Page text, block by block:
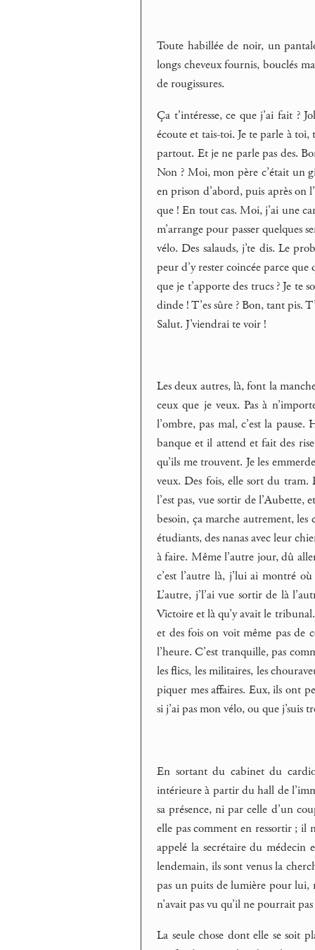
Toute habillée de noir, un
longs cheveux fournis, bouclés
de rougissures.
Ça t’intéresse, ce que j’ai fait ?
écoute et tais-toi. Je te parle à toi,
partout. Et je ne parle pas des.
Non ? Moi, mon père c’était un
en prison d’abord, puis après on
que ! En tout cas. Moi, j’ai une
m’arrange pour passer quelques
vélo. Des salauds, j’te dis. Le
peur d’y rester coincée parce
que je t’apporte des trucs ? Je te
dinde ! T’es sûre ? Bon, tant pis.
Salut. J’viendrai te voir !
Les deux autres, là, font la
ceux que je veux. Pas à
l’ombre, pas mal, c’est la
banque et il attend et fait des
qu’ils me trouvent. Je les
veux. Des fois, elle sort du tram.
l’est pas, vue sortir de l’Aubette,
besoin, ça marche autrement, les
étudiants, des nanas avec leur
à faire. Même l’autre jour, dû
c’est l’autre là, j’lui ai montré
L’autre, j’l’ai vue sortir de là
Victoire et là qu’y avait le
et des fois on voit même pas de
l’heure. C’est tranquille, pas
les flics, les militaires, les
piquer mes affaires. Eux, ils ont
si j’ai pas mon vélo, ou que
En sortant du cabinet du
intérieure à partir du hall de
sa présence, ni par celle d’un
elle pas comment en ressortir ; il
appelé la secrétaire du médecin
lendemain, ils sont venus la
pas un puits de lumière pour lui,
n’avait pas vu qu’il ne pourrait
La seule chose dont elle se soit